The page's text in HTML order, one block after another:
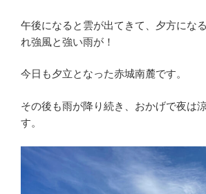
午後になると雲が出てきて、夕方にな
れ強風と強い雨が！
今日も夕立となった赤城南麓です。
その後も雨が降り続き、おかげで夜は
す。